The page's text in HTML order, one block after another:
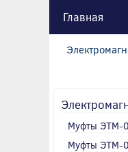
Главная
Муфты ЭТМ-
Муфты ЭТМ-